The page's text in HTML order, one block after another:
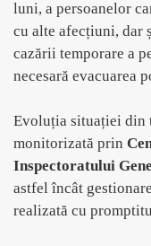
luni, a persoanelor
cu alte afecțiuni, dar
cazării temporare a
necesară evacuarea
Evoluția situației din
monitorizată prin
Inspectoratului
astfel încât
realizată cu